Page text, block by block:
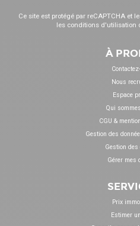
Ce site est protégé par reCAPTCHA et
les conditions d'utilisation
À
Nous
Espace
Qui
CGU &
Gestion des
Gestion des
Gérer mes
Prix
Estimer